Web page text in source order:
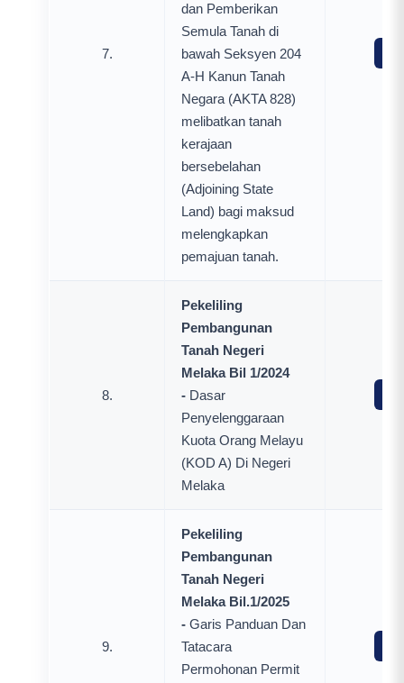
7.
dan Pemberikan
Semula Tanah di
bawah Seksyen 204
A-H Kanun Tanah
Negara (AKTA 828)
melibatkan tanah
kerajaan
bersebelahan
(Adjoining State
Land) bagi maksud
melengkapkan
pemajuan tanah.
8.
Pekeliling
Pembangunan
Tanah Negeri
Melaka Bil 1/2024
- Dasar
Penyelenggaraan
Kuota Orang Melayu
(KOD A) Di Negeri
Melaka
9.
Pekeliling
Pembangunan
Tanah Negeri
Melaka Bil.1/2025
- Garis Panduan Dan
Tatacara
Permohonan Permit